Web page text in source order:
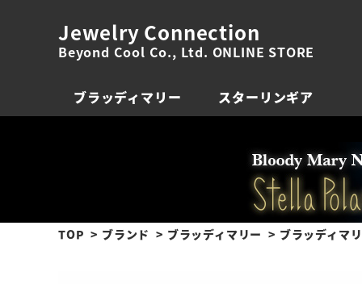
Jewelry Connection
Beyond Cool Co., Ltd. ONLINE STORE
ブラッディマリー スターリンギア
TOP ブランド ブラッディマリー ブラッディマ